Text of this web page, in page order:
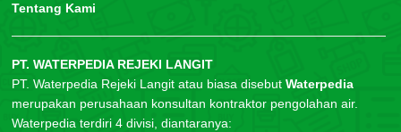
Tentang Kami
PT. WATERPEDIA REJEKI LANGIT
PT. Waterpedia Rejeki Langit atau biasa disebut Waterpedia
merupakan perusahaan konsultan kontraktor pengolahan air.
Waterpedia terdiri 4 divisi, diantaranya: